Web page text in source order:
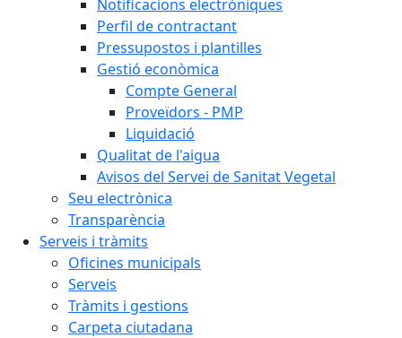
Notificacions electròniques
Perfil de contractant
Pressupostos i plantilles
Gestió econòmica
Compte General
Proveïdors - PMP
Liquidació
Qualitat de l'aigua
Avisos del Servei de Sanitat Vegetal
Seu electrònica
Transparència
Serveis i tràmits
Oficines municipals
Serveis
Tràmits i gestions
Carpeta ciutadana